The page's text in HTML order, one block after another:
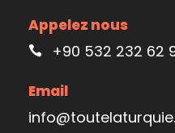
Appelez nous
+90 532 232 62
Email